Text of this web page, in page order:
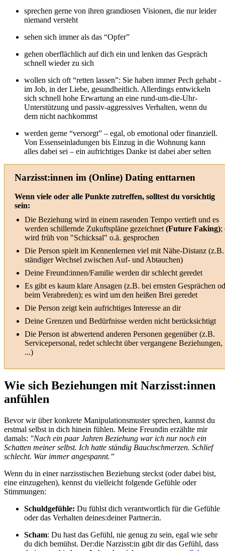
sprechen gerne von ihren grandiosen Visionen, die nur leider
niemand versteht
sehen sich immer als das “Opfer”
gehen oberflächlich auf dich ein und lenken das Gespräch
schnell wieder zu sich
wollen sich oft “retten lassen”: Sie haben immer Pech gehabt -
im Job, in der Liebe, gesundheitlich. Allerdings entwickeln
sich schnell hohe Erwartung an eine rund-um-die-Uhr-
Unterstützung und passiv-aggressives Verhalten, wenn du
dem nicht nachkommst
werden gerne “versorgt” – egal, ob emotional oder finanziell.
Von Essenseinladungen bis Einzug in die Wohnung kann
alles dabei sei – ein aufrichtiges Danke ist dabei aber selten
Narzisst:innen im (Online) Dating enttarnen
Wenn viele oder alle Punkte zutreffen, solltest du vorsichtig
sein:
Die Beziehung wird in einem rasenden Tempo vertieft und es
werden schillernde Zukuftspläne gezeichnet (Future Faking);
wird früh von "Schicksal" o.ä. gesprochen
Die Person spielt im Kennenlernen viel mit Nähe-Distanz (z.B.
ständiger Wechsel zwischen Auf- und Abtauchen)
Deine Freund:innen/Familie werden dir schlecht geredet
Es gibt es kaum klare Ansagen (z.B. bei ernsten Gesprächen
beim Verabreden); es wird um den heißen Brei geredet
Die Person zeigt kein aufrichtiges Interesse an dir
Deine Grenzen und Bedürfnisse werden nicht berücksichtigt
Die Person ist abwertend anderen Personen gegenüber (z.B.
Servicepersonal, redet schlecht über vergangene Beziehungen,
...)
Wie sich Beziehungen mit Narzisst:innen
anfühlen
Bevor wir über konkrete Manipulationsmuster sprechen, kannst du
erstmal selbst in dich hinein fühlen. Meine Freundin erzählte mir
damals: "Nach ein paar Jahren Beziehung war ich nur noch ein
Schatten meiner selbst. Ich hatte ständig Bauchschmerzen. Schlief
schlecht. War immer angespannt.”
Wenn du in einer narzisstischen Beziehung steckst (oder dabei bist,
eine einzugehen), kennst du vielleicht folgende Gefühle oder
Stimmungen:
Schuldgefühle: Du fühlst dich verantwortlich für die Gefühle
oder das Verhalten deines:deiner Partner:in.
Scham: Du hast das Gefühl, nie genug zu sein, egal wie sehr
du dich bemühst. Der:die Narzisst:in gibt dir das Gefühl, dass